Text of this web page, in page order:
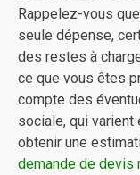
Rappelez-vous
seule dépense,
des restes à
ce que vous êtes
compte des
sociale, qui
obtenir une
demande de devis